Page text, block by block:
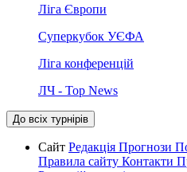
Ліга Європи
Суперкубок УЄФА
Ліга конференцій
ЛЧ - Top News
До всіх турнірів
Сайт Редакція Прогнози
Правила сайту Контакти